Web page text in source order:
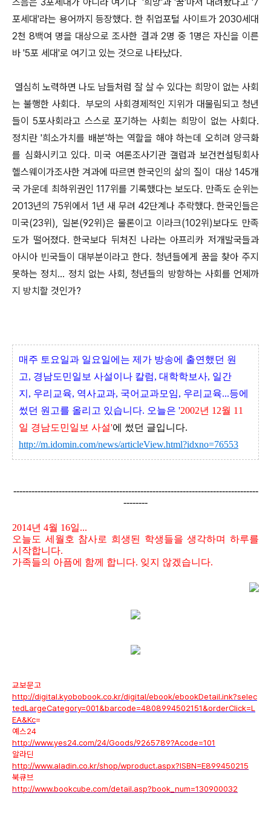
포세대'라는 용어까지 등장했다. 한 취업포털 사이트가 2030세대
2천 8백여 명을 대상으로 조사한 결과 2명 중 1명은 자신을 이른
바 '5포 세대'로 여기고 있는 것으로 나타났다.
열심히 노력하면 나도 남들처럼 잘 살 수 있다는 희망이 없는 사회
는 불행한 사회다. 부모의 사회경제적인 지위가 대물림되고 청년
들이 5포사회라고 스스로 포기하는 사회는 희망이 없는 사회다.
정치란 '희소가치를 배분'하는 역할을 해야 하는데 오히려 양극화
를 심화시키고 있다. 미국 여론조사기관 갤럽과 보건컨설팅회사
헬스웨이가조사한 겨과에 따르면 한국인의 삶의 질이 대상 145개
국 가운데 최하위권인 117위를 기록했다는 보도다. 만족도 순위는
2013년의 75위에서 1년 새 무려 42단계나 추락했다. 한국인들은
미국(23위), 일본(92위)은 물론이고 이라크(102위)보다도 만족
도가 떨어졌다. 한국보다 뒤처진 나라는 아프리카 저개발국들과
아시아 빈국들이 대부분이라고 한다. 청년들에게 꿈을 찾아 주지
못하는 정치... 정치 없는 사회, 청년들의 방항하는 사회를 언제까
지 방치할 것인가?
매주 토요일과 일요일에는 제가 방송에 출연했던 원
고, 경남도민일보 사설이나 칼럼, 대학학보사, 일간
지 , 우리교육, 역사교과, 국어교과모임, 우리교육...등에
썼던 원고를 올리고 있습니다. 오늘은 '2002년 12월 11
일 경남도민일보 사설'에 썼던 글입니다.
http://m.idomin.com/news/articleView.html?idxno=76553
---------------------------------------------------------------------------------
--------
2014년 4월 16일...
오늘도 세월호 참사로 희생된 학생들을 생각하며 하루를
시작합니다.
가족들의 아픔에 함께 합니다. 잊지 않겠습니다.
교보문고
http://digital.kyobobook.co.kr/digital/ebook/ebookDetail.ink?selec
tedLargeCategory=001&barcode=4808994502151&orderClick=L
EA&Kc=
예스24
http://www.yes24.com/24/Goods/9265789?Acode=101
알라딘
http://www.aladin.co.kr/shop/wproduct.aspx?ISBN=E899450215
북큐브
http://www.bookcube.com/detail.asp?book_num=130900032